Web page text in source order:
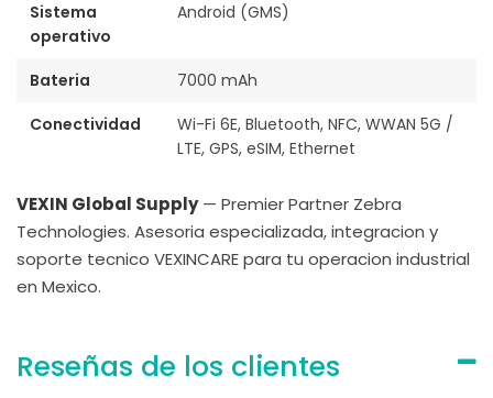
Sistema
operativo
Android (GMS)
Bateria
7000 mAh
Conectividad
Wi-Fi 6E, Bluetooth, NFC, WWAN 5G /
LTE, GPS, eSIM, Ethernet
VEXIN Global Supply— Premier Partner Zebra
Technologies. Asesoria especializada, integracion y
soporte tecnico VEXINCARE para tu operacion industrial
en Mexico.
Reseñas de los clientes